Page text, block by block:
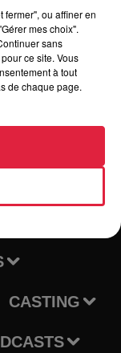
au fil de
de Strasbourg
CASTING
fermer", ou affiner en
mes choix".
sans
ce site. Vous
à tout
de chaque page.